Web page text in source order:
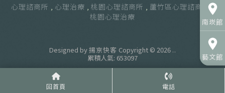
回首頁 電話
心理諮商所 心理治療 桃園心理諮商所
蘆竹區心理諮商所
桃園心理治療
Designed by揚京快客 Copyright © 2026 ..
累積人氣: 653097